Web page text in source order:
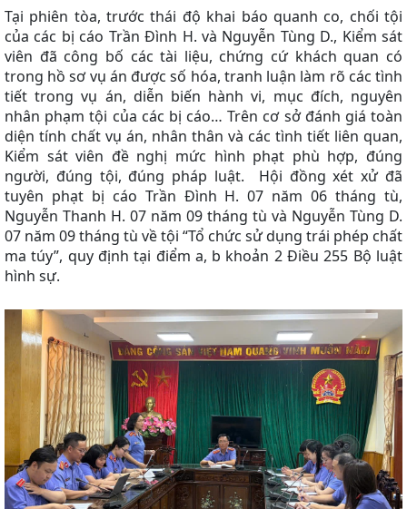
Tại phiên tòa, trước thái độ khai báo quanh co, chối tội
của các bị cáo Trần Đình H. và Nguyễn Tùng D., Kiểm sát
viên đã công bố các tài liệu, chứng cứ khách quan có
trong hồ sơ vụ án được số hóa, tranh luận làm rõ các tình
tiết trong vụ án, diễn biến hành vi, mục đích, nguyên
nhân phạm tội của các bị cáo… Trên cơ sở đánh giá toàn
diện tính chất vụ án, nhân thân và các tình tiết liên quan,
Kiểm sát viên đề nghị mức hình phạt phù hợp, đúng
người, đúng tội, đúng pháp luật. Hội đồng xét xử đã
tuyên phạt bị cáo Trần Đình H. 07 năm 06 tháng tù,
Nguyễn Thanh H. 07 năm 09 tháng tù và Nguyễn Tùng D.
07 năm 09 tháng tù về tội “Tổ chức sử dụng trái phép chất
ma túy”, quy định tại điểm a, b khoản 2 Điều 255 Bộ luật
hình sự.